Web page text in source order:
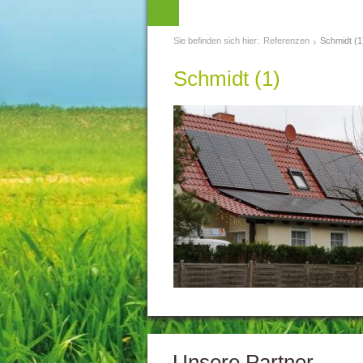
Sie befinden sich hier: Referenzen Schmidt
Schmidt (1)